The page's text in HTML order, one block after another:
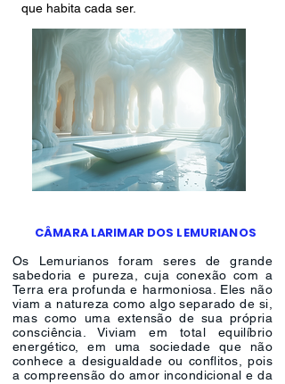
que habita cada ser.
CÂMARA LARIMAR DOS LEMURIANOS
Os Lemurianos foram seres de grande
sabedoria e pureza, cuja conexão com a
Terra era profunda e harmoniosa. Eles não
viam a natureza como algo separado de si,
mas como uma extensão de sua própria
consciência. Viviam em total equilíbrio
energético, em uma sociedade que não
conhece a desigualdade ou conflitos, pois
a compreensão do amor incondicional e da